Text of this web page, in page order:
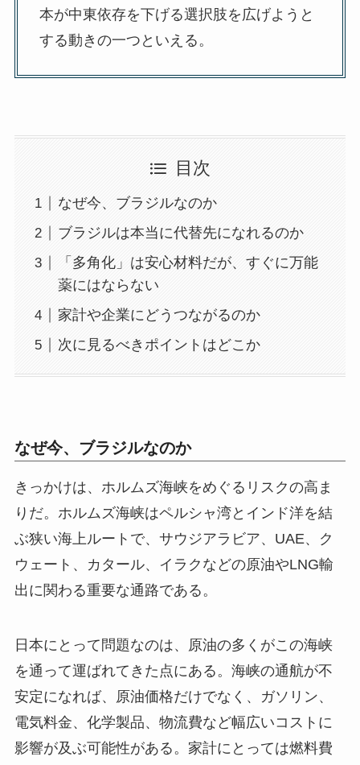
本が中東依存を下げる選択肢を広げようと
する動きの一つといえる。
目次
なぜ今、ブラジルなのか
ブラジルは本当に代替先になれるのか
「多角化」は安心材料だが、すぐに万能
薬にはならない
家計や企業にどうつながるのか
次に見るべきポイントはどこか
なぜ今、ブラジルなのか
きっかけは、ホルムズ海峡をめぐるリスクの高ま
りだ。ホルムズ海峡はペルシャ湾とインド洋を結
ぶ狭い海上ルートで、サウジアラビア、UAE、ク
ウェート、カタール、イラクなどの原油やLNG輸
出に関わる重要な通路である。
日本にとって問題なのは、原油の多くがこの海峡
を通って運ばれてきた点にある。海峡の通航が不
安定になれば、原油価格だけでなく、ガソリン、
電気料金、化学製品、物流費など幅広いコストに
影響が及ぶ可能性がある。家計にとっては燃料費